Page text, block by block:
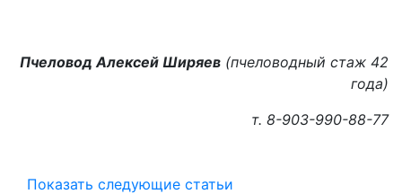
Пчеловод Алексей Ширяев (пчеловодный стаж 42
года)
т. 8-903-990-88-77
Показать следующие статьи